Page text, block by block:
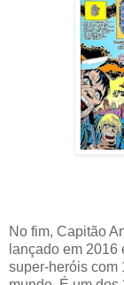
No fim, Capitão
lançado em
super-heróis com